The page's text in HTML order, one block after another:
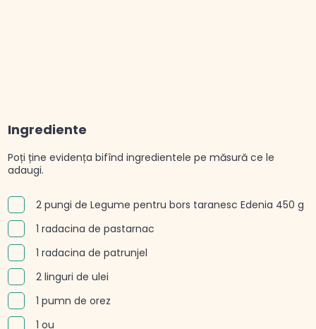
Ingrediente
Poți ține evidența bifînd ingredientele pe măsură ce le
adaugi.
2 pungi de Legume pentru bors taranesc Edenia 450 g
1 radacina de pastarnac
1 radacina de patrunjel
2 linguri de ulei
1 pumn de orez
1 ou